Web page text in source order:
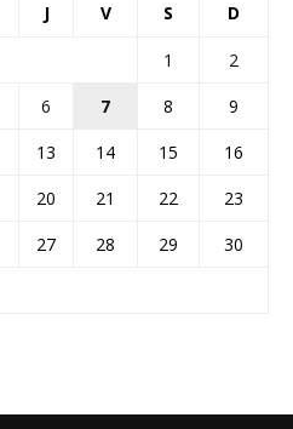
J V S D
1
2
6 7 8
9
13 14 15
16
20 21 22
23
27 28 29
30